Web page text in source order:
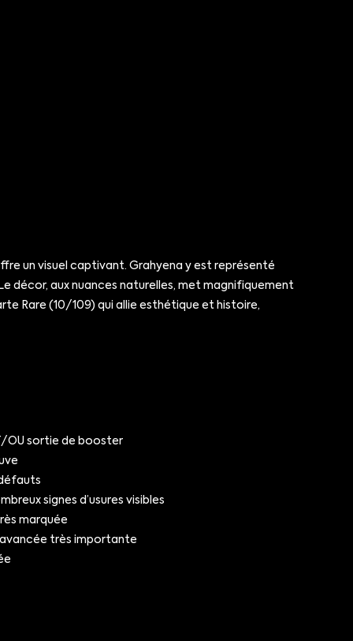
un visuel captivant. Grahyena y est représenté
décor, aux nuances naturelles, met magnifiquement
Rare (10/109) qui allie esthétique et histoire,
OU sortie de booster
signes d’usures visibles
marquée
très importante